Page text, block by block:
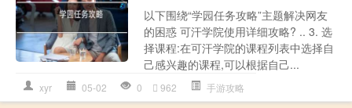
以下围绕“学园任务攻略”主题解决网友
的困惑 可汗学院使用详细攻略? .. 3. 选
择课程:在可汗学院的课程列表中选择自
己感兴趣的课程,可以根据自己...
xyr 05-02 0 962 手游攻略